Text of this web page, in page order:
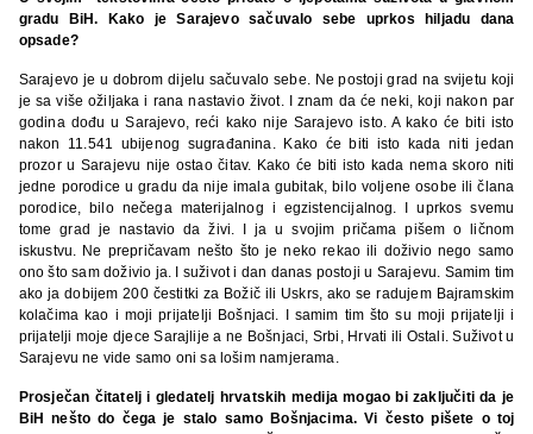
gradu BiH. Kako je Sarajevo sačuvalo sebe uprkos hiljadu dana
opsade?
Sarajevo je u dobrom dijelu sačuvalo sebe. Ne postoji grad na svijetu koji
je sa više ožiljaka i rana nastavio život. I znam da će neki, koji nakon par
godina dođu u Sarajevo, reći kako nije Sarajevo isto. A kako će biti isto
nakon 11.541 ubijenog sugrađanina. Kako će biti isto kada niti jedan
prozor u Sarajevu nije ostao čitav. Kako će biti isto kada nema skoro niti
jedne porodice u gradu da nije imala gubitak, bilo voljene osobe ili člana
porodice, bilo nečega materijalnog i egzistencijalnog. I uprkos svemu
tome grad je nastavio da živi. I ja u svojim pričama pišem o ličnom
iskustvu. Ne prepričavam nešto što je neko rekao ili doživio nego samo
ono što sam doživio ja. I suživot i dan danas postoji u Sarajevu. Samim tim
ako ja dobijem 200 čestitki za Božič ili Uskrs, ako se radujem Bajramskim
kolačima kao i moji prijatelji Bošnjaci. I samim tim što su moji prijatelji i
prijatelji moje djece Sarajlije a ne Bošnjaci, Srbi, Hrvati ili Ostali. Suživot u
Sarajevu ne vide samo oni sa lošim namjerama.
Prosječan čitatelj i gledatelj hrvatskih medija mogao bi zaključiti da je
BiH nešto do čega je stalo samo Bošnjacima. Vi često pišete o toj